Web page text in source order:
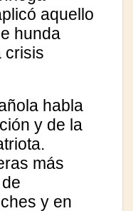
aquello
hunda
crisis
habla
y de la
más
y en